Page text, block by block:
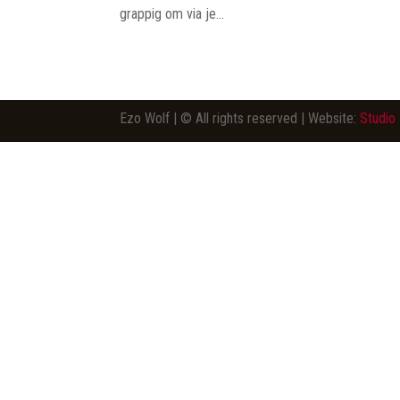
grappig om via je...
Ezo Wolf | © All rights reserved | Website:Studio